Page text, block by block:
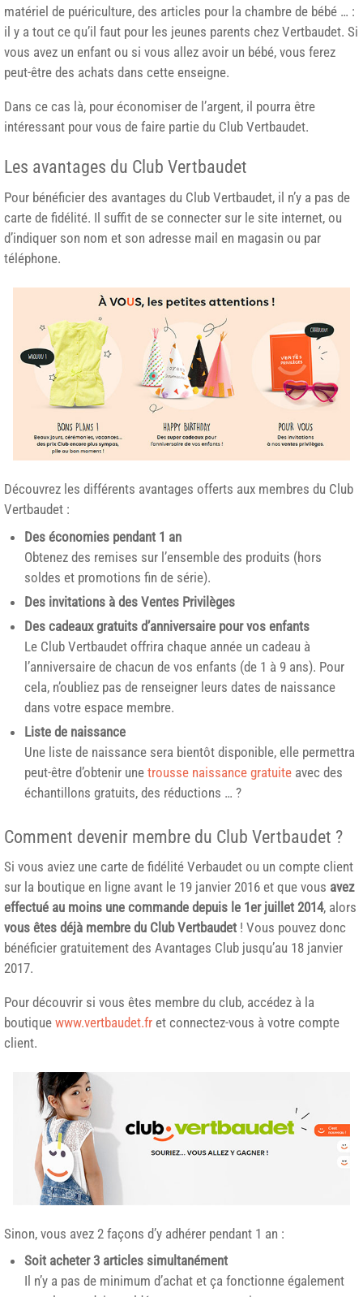
matériel de puériculture, des articles pour la chambre de bébé … :
il y a tout ce qu’il faut pour les jeunes parents chez Vertbaudet. Si
vous avez un enfant ou si vous allez avoir un bébé, vous ferez
peut-être des achats dans cette enseigne.
Dans ce cas là, pour économiser de l’argent, il pourra être
intéressant pour vous de faire partie du Club Vertbaudet.
Les avantages du Club Vertbaudet
Pour bénéficier des avantages du Club Vertbaudet, il n’y a pas de
carte de fidélité. Il suffit de se connecter sur le site internet, ou
d’indiquer son nom et son adresse mail en magasin ou par
téléphone.
Découvrez les différents avantages offerts aux membres du Club
Vertbaudet :
Des économies pendant 1 an
Obtenez des remises sur l’ensemble des produits (hors
soldes et promotions fin de série).
Des invitations à des Ventes Privilèges
Des cadeaux gratuits d’anniversaire pour vos enfants
Le Club Vertbaudet offrira chaque année un cadeau à
l’anniversaire de chacun de vos enfants (de 1 à 9 ans). Pour
cela, n’oubliez pas de renseigner leurs dates de naissance
dans votre espace membre.
Liste de naissance
Une liste de naissance sera bientôt disponible, elle permettra
peut-être d’obtenir une trousse naissance gratuite avec des
échantillons gratuits, des réductions … ?
Comment devenir membre du Club Vertbaudet ?
Si vous aviez une carte de fidélité Verbaudet ou un compte client
sur la boutique en ligne avant le 19 janvier 2016 et que vous avez
effectué au moins une commande depuis le 1er juillet 2014, alors
vous êtes déjà membre du Club Vertbaudet ! Vous pouvez donc
bénéficier gratuitement des Avantages Club jusqu’au 18 janvier
2017.
Pour découvrir si vous êtes membre du club, accédez à la
boutique www.vertbaudet.fr et connectez-vous à votre compte
client.
Sinon, vous avez 2 façons d’y adhérer pendant 1 an :
Soit acheter 3 articles simultanément
Il n’y a pas de minimum d’achat et ça fonctionne également